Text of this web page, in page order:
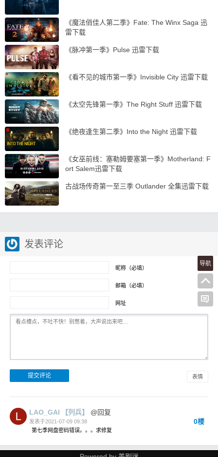
《魔法俏佳人第二季》Fate: The Winx Saga 迅
雷下载
《脉冲第一季》Pulse 迅雷下载
《看不见的城市第一季》Invisible City 迅雷下载
《太空先锋第一季》The Right Stuff 迅雷下载
《绝夜逢生第二季》Into the Night 迅雷下载
《女巫前线：塞勒姆要塞第一季》Motherland: F
ort Salem迅雷下载
古战场传奇第一至三季 Outlander 全集迅雷下载
发表评论
昵称（必填）
邮箱（必填）
网址
表情
LAO_GAI 【列兵】 @回复
发表于2021-07-09 09:38 0楼
第七季网盘密码错误。。。求修复
导航